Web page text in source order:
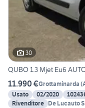
30
QUBO 1.3 Mjet Eu6
11.990 €Grottaminarda (
Usato
02/2020
Rivenditore De Lucauto